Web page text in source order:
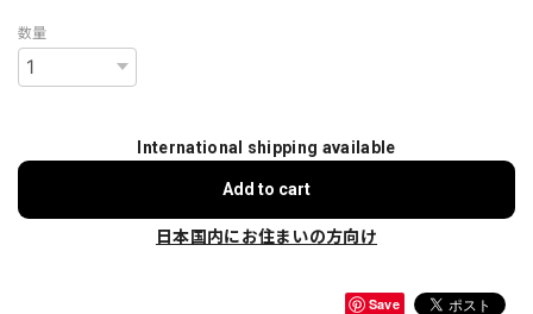
数量
International shipping available
Add to cart
日本国内にお住まいの方向け
Save